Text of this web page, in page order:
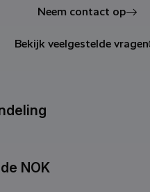
Neem contact op
Bekijk veelgestelde vragen
NOK